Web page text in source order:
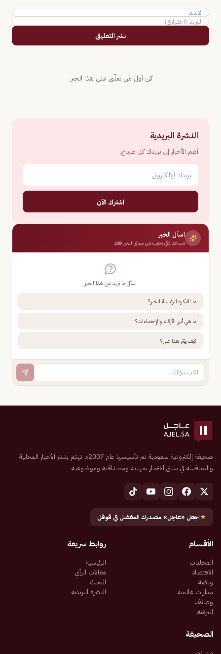
نشر التعليق
كن أول من يعلّق على هذا الخبر.
النشرة البريدية
أهم الأخبار إلى بريدك كل صباح.
اشترك الآن
اسأل الخبر
مساعد ذكي يجيب من سياق الخبر فقط
اسأل ما تريد عن هذا الخبر
ما الفكرة الرئيسية للخبر؟
ما هي أبرز الأرقام والإحصاءات؟
كيف يؤثر هذا علي؟
صحيفة إلكترونية سعودية تم تأسيسها عام 2007م تهتم بنشر الأخبار المحلية
والمنافسة في سبق الأخبار بمهنية ومصداقية وموضوعية
★اجعل «عاجل» مصدرك المفضل في قوقل
الأقسام
المحليات
الاقتصاد
رياضة
مدارات عالمية
وظائف
الترفيه
روابط سريعة
الرئيسية
مقالات الرأي
البحث
النشرة البريدية
الصحيفة